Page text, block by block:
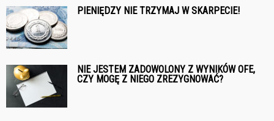
PIENIĘDZY NIE TRZYMAJ W SKARPECIE!
NIE JESTEM ZADOWOLONY Z WYNIKÓW OFE,
CZY MOGĘ Z NIEGO ZREZYGNOWAĆ?